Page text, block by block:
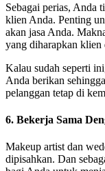
Sebagai perias, Anda
klien Anda. Penting
akan jasa Anda.
yang diharapkan klien
Kalau sudah seperti
Anda berikan
pelanggan tetap di
6. Bekerja Sama
Makeup artist dan
dipisahkan. Dan